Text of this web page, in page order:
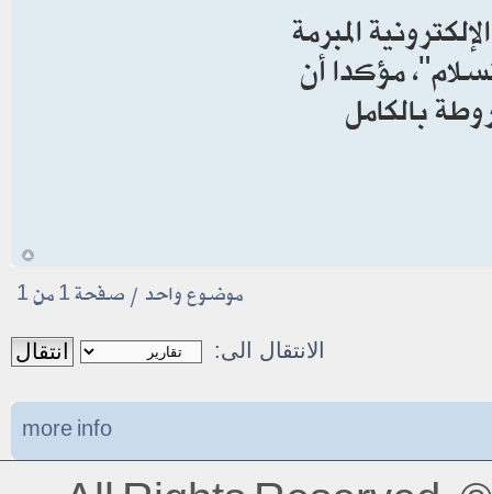
المبرمة
مؤكدا أن
بالكامل
موضوع واحد • صفحة1من1
الانتقال الى:
more info